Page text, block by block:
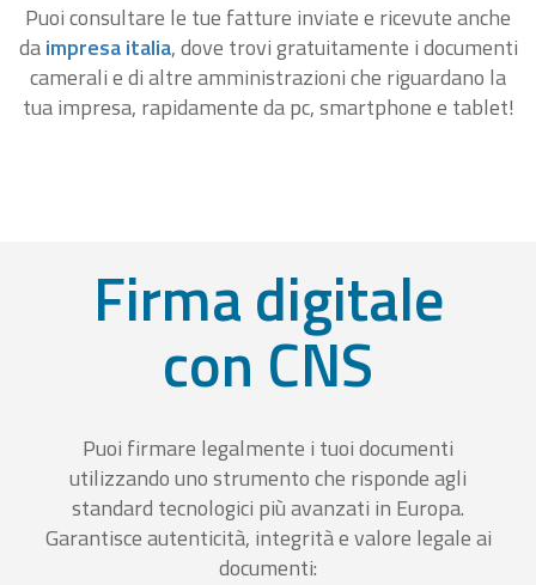
Puoi consultare le tue fatture inviate e ricevute anche
daimpresa italia, dove trovi gratuitamente i documenti
camerali e di altre amministrazioni che riguardano la
tua impresa, rapidamente da pc, smartphone e tablet!
Firma digitale
con CNS
Puoi firmare legalmente i tuoi documenti
utilizzando uno strumento che risponde agli
standard tecnologici più avanzati in Europa.
Garantisce autenticità, integrità e valore legale ai
documenti: